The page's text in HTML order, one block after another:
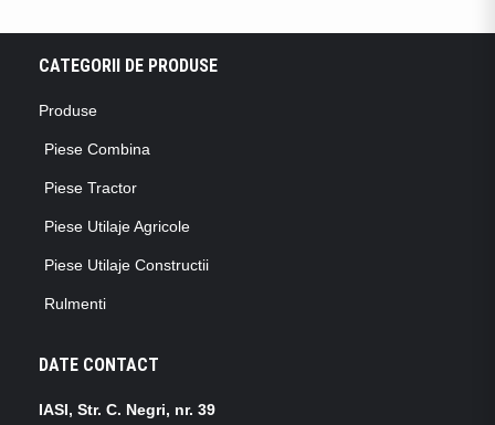
CATEGORII DE PRODUSE
Produse
Piese Combina
Piese Tractor
Piese Utilaje Agricole
Piese Utilaje Constructii
Rulmenti
DATE CONTACT
IASI, Str. C. Negri, nr. 39